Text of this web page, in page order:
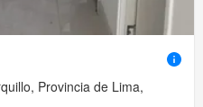
Provincia de Lima,